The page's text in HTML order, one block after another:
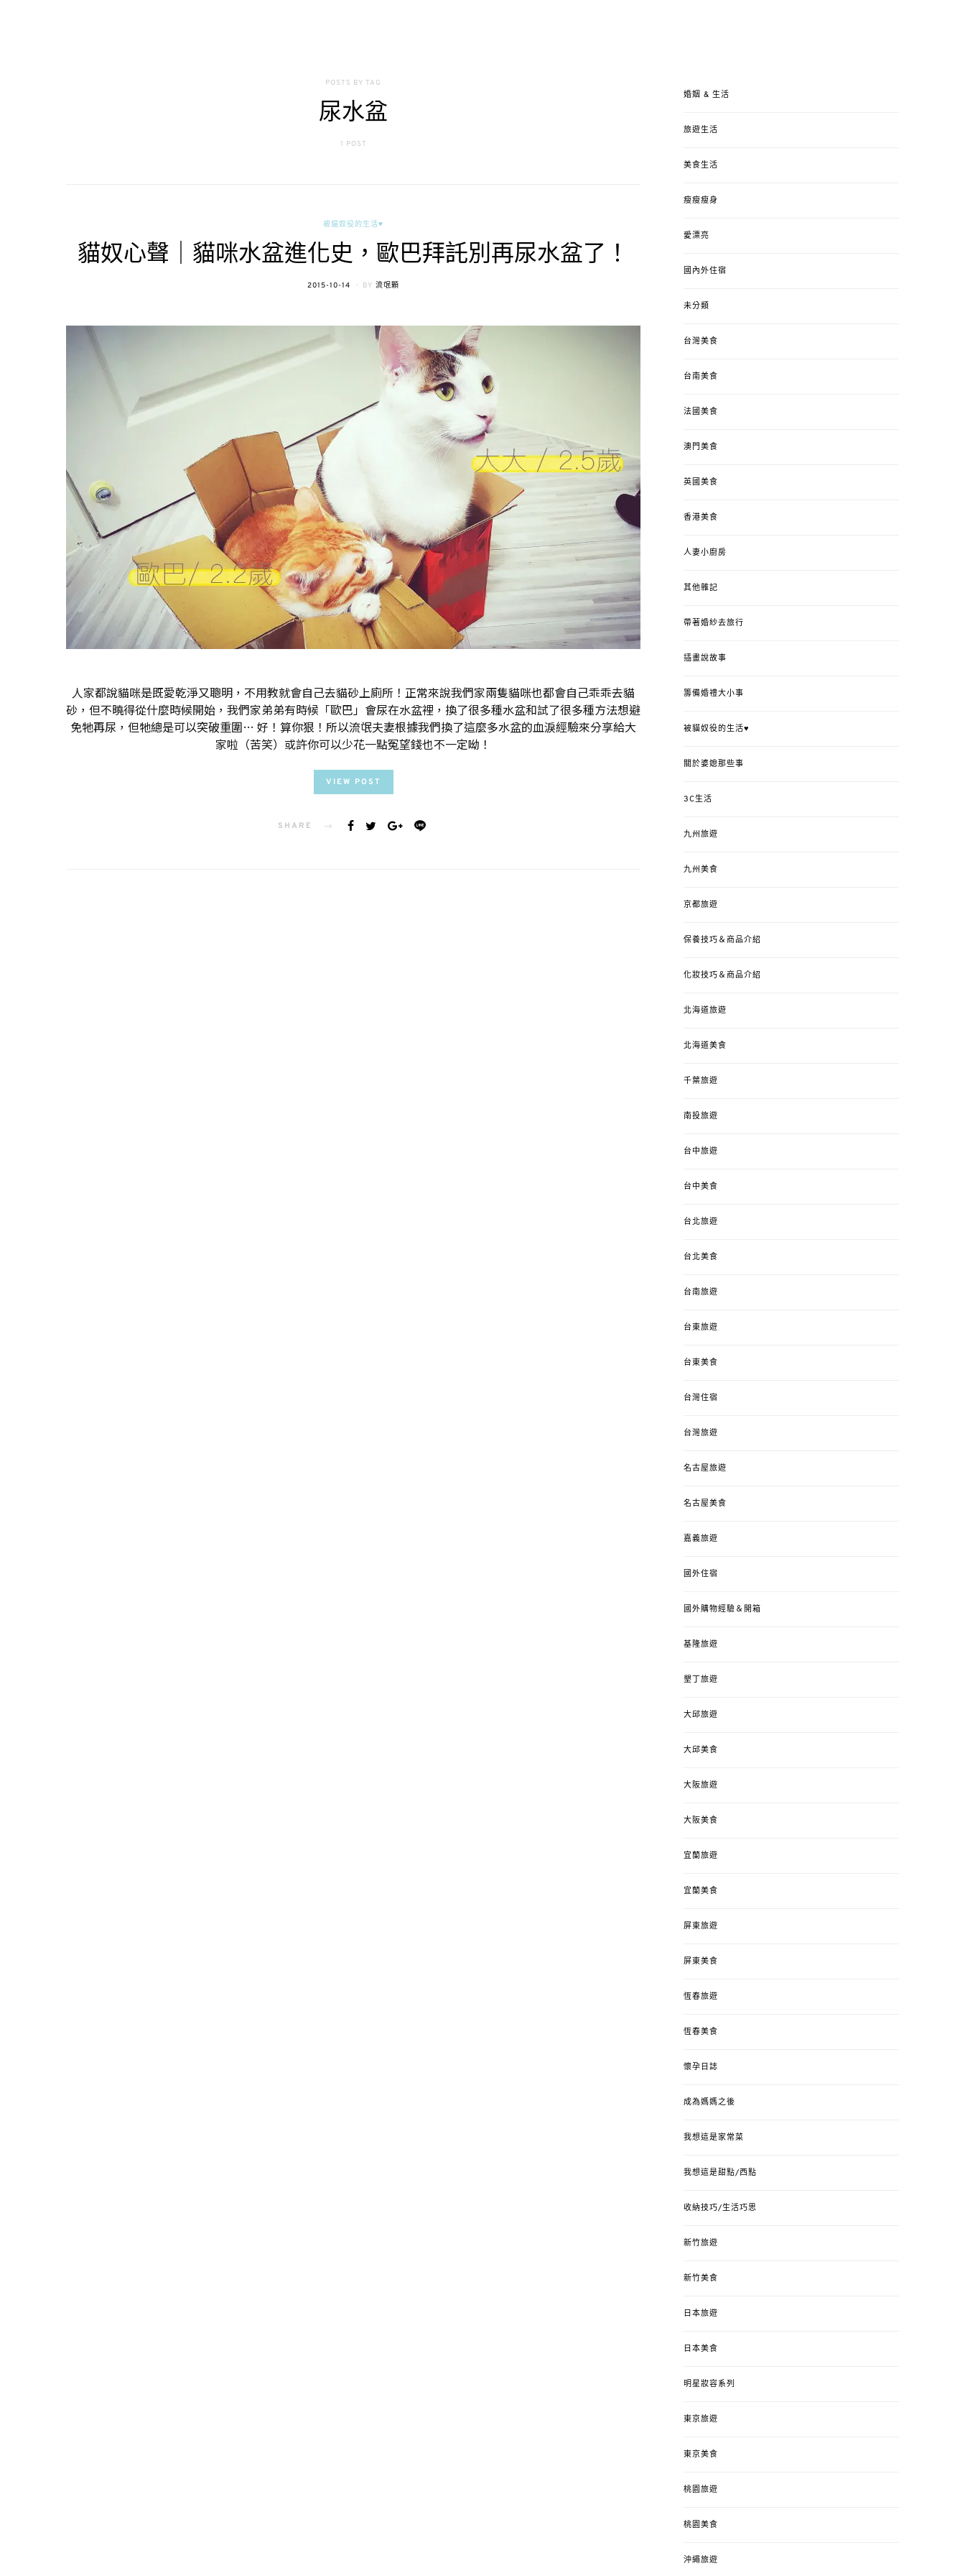
POSTS BY TAG
尿水盆
1 POST
被貓奴役的生活♥
貓奴心聲｜貓咪水盆進化史，歐巴拜託別再尿水盆了！
POSTED
2015-10-14 BY 流氓顆
人家都說貓咪是既愛乾淨又聰明，不用教就會自己去貓砂上廁所！正常來說我們家兩隻貓咪也都會自己乖乖去貓
砂，但不曉得從什麼時候開始，我們家弟弟有時候「歐巴」會尿在水盆裡，換了很多種水盆和試了很多種方法想避
免牠再尿，但牠總是可以突破重圍… 好！算你狠！所以流氓夫妻根據我們換了這麼多水盆的血淚經驗來分享給大
家啦（苦笑）或許你可以少花一點冤望錢也不一定呦！
VIEW POST
SHARE
婚姻 & 生活
旅遊生活
美食生活
瘦瘦瘦身
愛漂亮
國內外住宿
未分類
台灣美食
台南美食
法國美食
澳門美食
英國美食
香港美食
人妻小廚房
其他雜記
帶著婚紗去旅行
插畫說故事
籌備婚禮大小事
被貓奴役的生活♥
關於婆媳那些事
3C生活
九州旅遊
九州美食
京都旅遊
保養技巧＆商品介紹
化妝技巧＆商品介紹
北海道旅遊
北海道美食
千葉旅遊
南投旅遊
台中旅遊
台中美食
台北旅遊
台北美食
台南旅遊
台東旅遊
台東美食
台灣住宿
台灣旅遊
名古屋旅遊
名古屋美食
嘉義旅遊
國外住宿
國外購物經驗＆開箱
基隆旅遊
墾丁旅遊
大邱旅遊
大邱美食
大阪旅遊
大阪美食
宜蘭旅遊
宜蘭美食
屏東旅遊
屏東美食
恆春旅遊
恆春美食
懷孕日誌
成為媽媽之後
我想這是家常菜
我想這是甜點/西點
收納技巧/生活巧思
新竹旅遊
新竹美食
日本旅遊
日本美食
明星妝容系列
東京旅遊
東京美食
桃園旅遊
桃園美食
沖繩旅遊